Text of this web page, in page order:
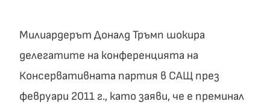
Милиардерът Доналд Тръмп шокира
делегатите на конференцията на
Консервативната партия в САЩ през
февруари 2011 г., като заяви, че е преминал